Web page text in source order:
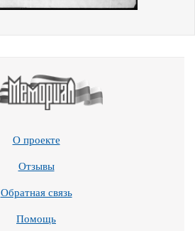
О проекте
Отзывы
Обратная связь
Помощь